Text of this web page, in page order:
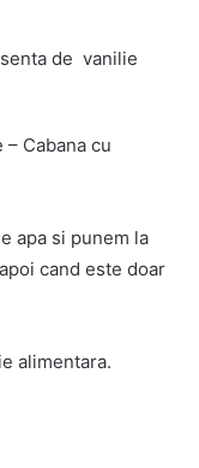
de vanilie
Cabana cu
apa si punem la
cand este doar
alimentara.